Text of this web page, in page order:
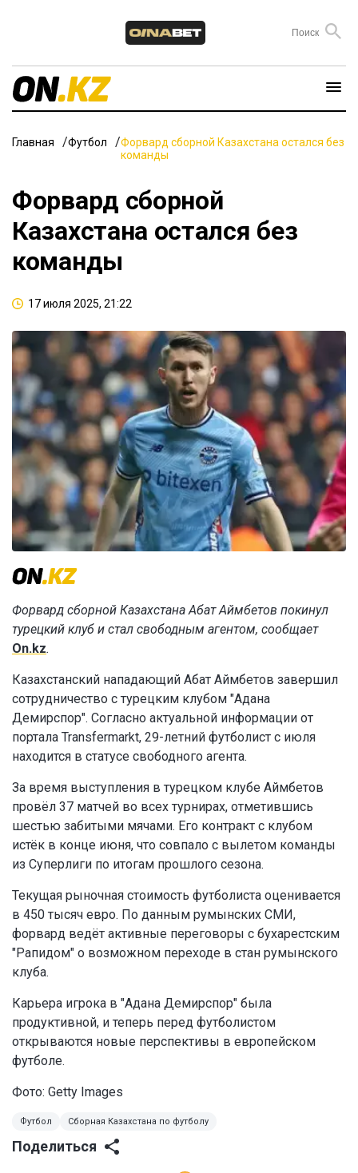
Главная Футбол
Форвард сборной Казахстана остался без
команды
Форвард сборной
Казахстана остался без
команды
17 июля 2025, 21:22
Форвард сборной Казахстана Абат Аймбетов покинул
турецкий клуб и стал свободным агентом, сообщает
On.kz.
Казахстанский нападающий Абат Аймбетов завершил
сотрудничество с турецким клубом "Адана
Демирспор". Согласно актуальной информации от
портала Transfermarkt, 29-летний футболист с июля
находится в статусе свободного агента.
За время выступления в турецком клубе Аймбетов
провёл 37 матчей во всех турнирах, отметившись
шестью забитыми мячами. Его контракт с клубом
истёк в конце июня, что совпало с вылетом команды
из Суперлиги по итогам прошлого сезона.
Текущая рыночная стоимость футболиста оценивается
в 450 тысяч евро. По данным румынских СМИ,
форвард ведёт активные переговоры с бухарестским
"Рапидом" о возможном переходе в стан румынского
клуба.
Карьера игрока в "Адана Демирспор" была
продуктивной, и теперь перед футболистом
открываются новые перспективы в европейском
футболе.
Фото: Getty Images
Футбол Сборная Казахстана по футболу
Поделиться